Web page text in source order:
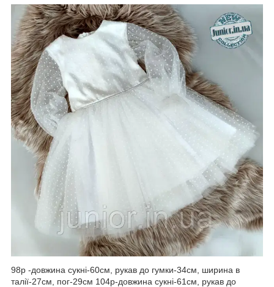
98р -довжина сукні-60см, рукав до гумки-34см, ширина в
талії-27см, пог-29см 104р-довжина сукні-61см, рукав до